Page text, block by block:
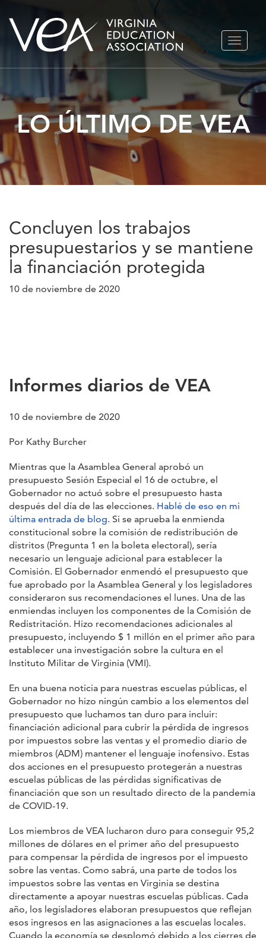
Ir
LO ÚLTIMO DE VEA
Concluyen los trabajos
presupuestarios y se mantiene
la financiación protegida
10 de noviembre de 2020
Informes diarios de VEA
10 de noviembre de 2020
Por Kathy Burcher
Mientras que la Asamblea General aprobó un
presupuesto Sesión Especial el 16 de octubre, el
Gobernador no actuó sobre el presupuesto hasta
después del día de las elecciones. Hablé de eso en mi
última entrada de blog. Si se aprueba la enmienda
constitucional sobre la comisión de redistribución de
distritos (Pregunta 1 en la boleta electoral), sería
necesario un lenguaje adicional para establecer la
Comisión. El Gobernador enmendó el presupuesto que
fue aprobado por la Asamblea General y los legisladores
consideraron sus recomendaciones el lunes. Una de las
enmiendas incluyen los componentes de la Comisión de
Redistritación. Hizo recomendaciones adicionales al
presupuesto, incluyendo $ 1 millón en el primer año para
establecer una investigación sobre la cultura en el
Instituto Militar de Virginia (VMI).
En una buena noticia para nuestras escuelas públicas, el
Gobernador no hizo ningún cambio a los elementos del
presupuesto que luchamos tan duro para incluir:
financiación adicional para cubrir la pérdida de ingresos
por impuestos sobre las ventas y el promedio diario de
miembros (ADM) mantener el lenguaje inofensivo. Estas
dos acciones en el presupuesto protegerán a nuestras
escuelas públicas de las pérdidas significativas de
financiación que son un resultado directo de la pandemia
de COVID-19.
Los miembros de VEA lucharon duro para conseguir 95,2
millones de dólares en el primer año del presupuesto
para compensar la pérdida de ingresos por el impuesto
sobre las ventas. Como sabrá, una parte de todos los
impuestos sobre las ventas en Virginia se destina
directamente a apoyar nuestras escuelas públicas. Cada
año, los legisladores elaboran presupuestos que reflejan
esos ingresos en las asignaciones a las escuelas locales.
Cuando la economía se desplomó debido a los cierres de